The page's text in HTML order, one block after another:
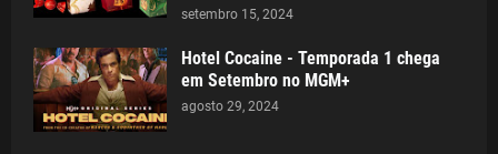
setembro 15, 2024
Hotel Cocaine - Temporada 1 chega
em Setembro no MGM+
agosto 29, 2024